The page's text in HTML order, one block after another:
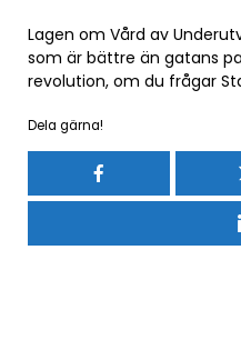
Lagen om Vård av
som är bättre än gatans
revolution, om du frågar
Dela gärna!